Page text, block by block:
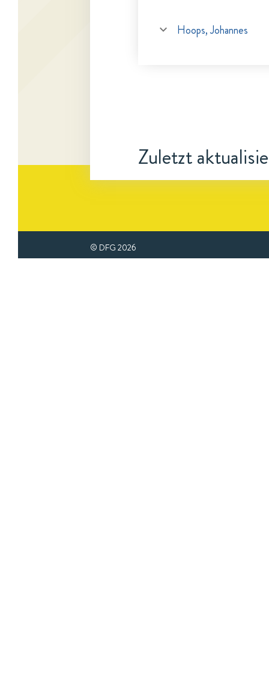
Hoops, Johannes
Zuletzt
© DFG 2026